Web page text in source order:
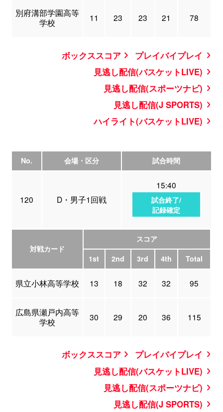
別府溝部学園高等
学校
11 23 23 21 78
ボックススコア
プレイバイプレイ
見逃し配信(バスケットLIVE)
見逃し配信(スポーツナビ)
見逃し配信(J SPORTS)
ハイライト(バスケットLIVE)
No. 会場・区分 試合時間
120 D・男子1回戦
15:40
試合終了/
記録確定
対戦カード
スコア
1st
2nd 3rd 4th Total
県立小林高等学校 13 18 32 32 95
広島県瀬戸内高等
学校
30 29 20 36 115
ボックススコア
プレイバイプレイ
見逃し配信(バスケットLIVE)
見逃し配信(スポーツナビ)
見逃し配信(J SPORTS)